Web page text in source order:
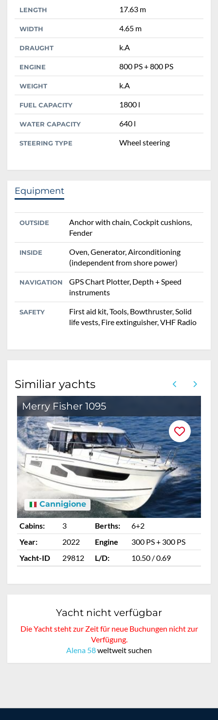
LENGTH 17.63 m
WIDTH 4.65 m
DRAUGHT k.A
ENGINE 800 PS + 800 PS
WEIGHT k.A
FUEL CAPACITY 1800 l
WATER CAPACITY 640 l
STEERING TYPE Wheel steering
Equipment
OUTSIDE
Anchor with chain, Cockpit cushions,
Fender
INSIDE
Oven, Generator, Airconditioning
(independent from shore power)
NAVIGATION
GPS Chart Plotter, Depth + Speed
instruments
SAFETY
First aid kit, Tools, Bowthruster, Solid
life vests, Fire extinguisher, VHF Radio
Similiar yachts
Merry Fisher 1095
Cannigione
Cabins: 3 Berths:
6+2
Year:
2022 Engine
300 PS + 300 PS
Yacht-ID
29812 L/D: 10.50 / 0.69
Yacht nicht verfügbar
Die Yacht steht zur Zeit für neue Buchungen nicht zur
Verfügung.
Alena 58weltweit suchen